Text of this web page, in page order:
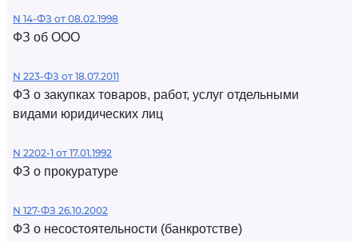
N 14-ФЗ от 08.02.1998
ФЗ об ООО
N 223-ФЗ от 18.07.2011
ФЗ о закупках товаров, работ, услуг отдельными
видами юридических лиц
N 2202-1 от 17.01.1992
ФЗ о прокуратуре
N 127-ФЗ 26.10.2002
ФЗ о несостоятельности (банкротстве)